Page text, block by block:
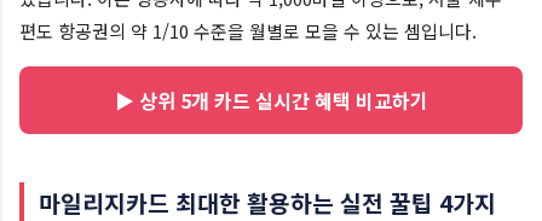
편도 항공권의 약 1/10 수준을 월별로 모을 수 있는 셈입니다.
▶ 상위 5개 카드 실시간 혜택 비교하기
마일리지카드 최대한 활용하는 실전 꿀팁 4가지